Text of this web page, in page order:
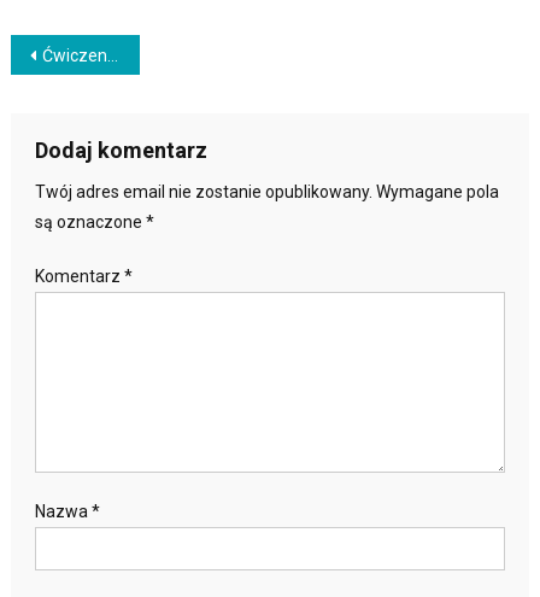
Nawigacja
Ćwiczenia kondycyjne: jak poprawić kondycję i zdrowie?
Dodaj komentarz
Twój adres email nie zostanie opublikowany. Wymagane pola
są oznaczone *
Komentarz *
Nazwa *